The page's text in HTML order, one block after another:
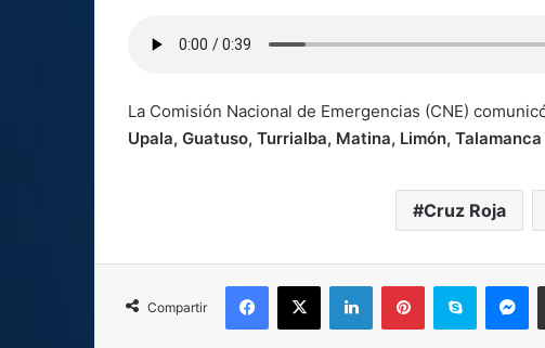
La Comisión Nacional de Emergencias (CNE)
Upala, Guatuso, Turrialba, Matina, Limón,
Cruz Roja
Compartir
Facebook
X LinkedInPinterestSkype